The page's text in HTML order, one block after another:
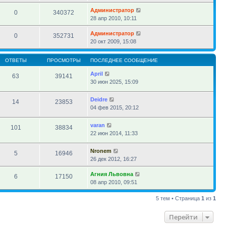
0 340372
Администратор
28 апр 2010, 10:11
0 352731
Администратор
20 окт 2009, 15:08
ОТВЕТЫ ПРОСМОТРЫ ПОСЛЕДНЕЕ СООБЩЕНИЕ
63 39141
April
30 июн 2025, 15:09
14 23853
Deidre
04 фев 2015, 20:12
101 38834
varan
22 июн 2014, 11:33
5 16946
Nronem
26 дек 2012, 16:27
6 17150
Агния Львовна
08 апр 2010, 09:51
5 тем • Страница 1 из 1
Перейти